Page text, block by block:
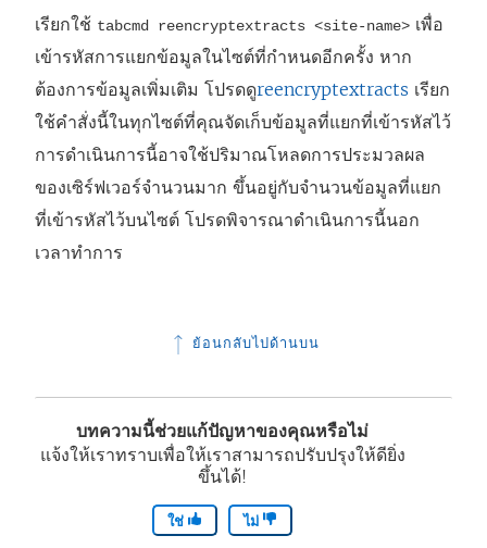
เรียกใช้ tabcmd reencryptextracts <site-name> เพื่อ
เข้ารหัสการแยกข้อมูลในไซต์ที่กำหนดอีกครั้ง หาก
ต้องการข้อมูลเพิ่มเติม โปรดดูreencryptextracts เรียก
ใช้คำสั่งนี้ในทุกไซต์ที่คุณจัดเก็บข้อมูลที่แยกที่เข้ารหัสไว้
การดำเนินการนี้อาจใช้ปริมาณโหลดการประมวลผล
ของเซิร์ฟเวอร์จำนวนมาก ขึ้นอยู่กับจำนวนข้อมูลที่แยก
ที่เข้ารหัสไว้บนไซต์ โปรดพิจารณาดำเนินการนี้นอก
เวลาทำการ
ย้อนกลับไปด้านบน
บทความนี้ช่วยแก้ปัญหาของคุณหรือไม่
แจ้งให้เราทราบเพื่อให้เราสามารถปรับปรุงให้ดียิ่ง
ขึ้นได้!
ใช่ ไม่